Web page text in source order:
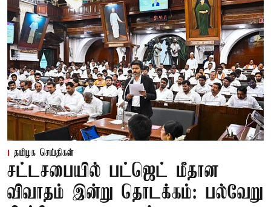
தமிழக செய்திகள்
சட்டசபையில் பட்ஜெட் மீதான
விவாதம் இன்று தொடக்கம்: பல்வேறு